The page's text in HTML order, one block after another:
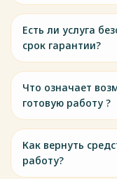
Есть ли услуга
срок гарантии?
Что означает
готовую работу ?
Как вернуть
работу?